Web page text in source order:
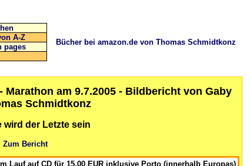
A-Z
pages
Bücher bei amazon.de von Thomas Schmidtkonz
Marathon am 9.7.2005 - Bildbericht von Gaby
Schmidtkonz
wird der Letzte sein
Zum Bericht
Lauf auf CD für 15,00 EUR inklusive Porto (innerhalb Europas)